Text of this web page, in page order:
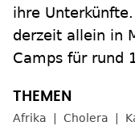
ihre
derzeit allein in
Camps für rund
Afrika Cholera